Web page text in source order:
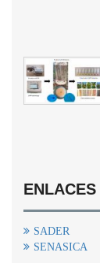
SADER
SENASICA